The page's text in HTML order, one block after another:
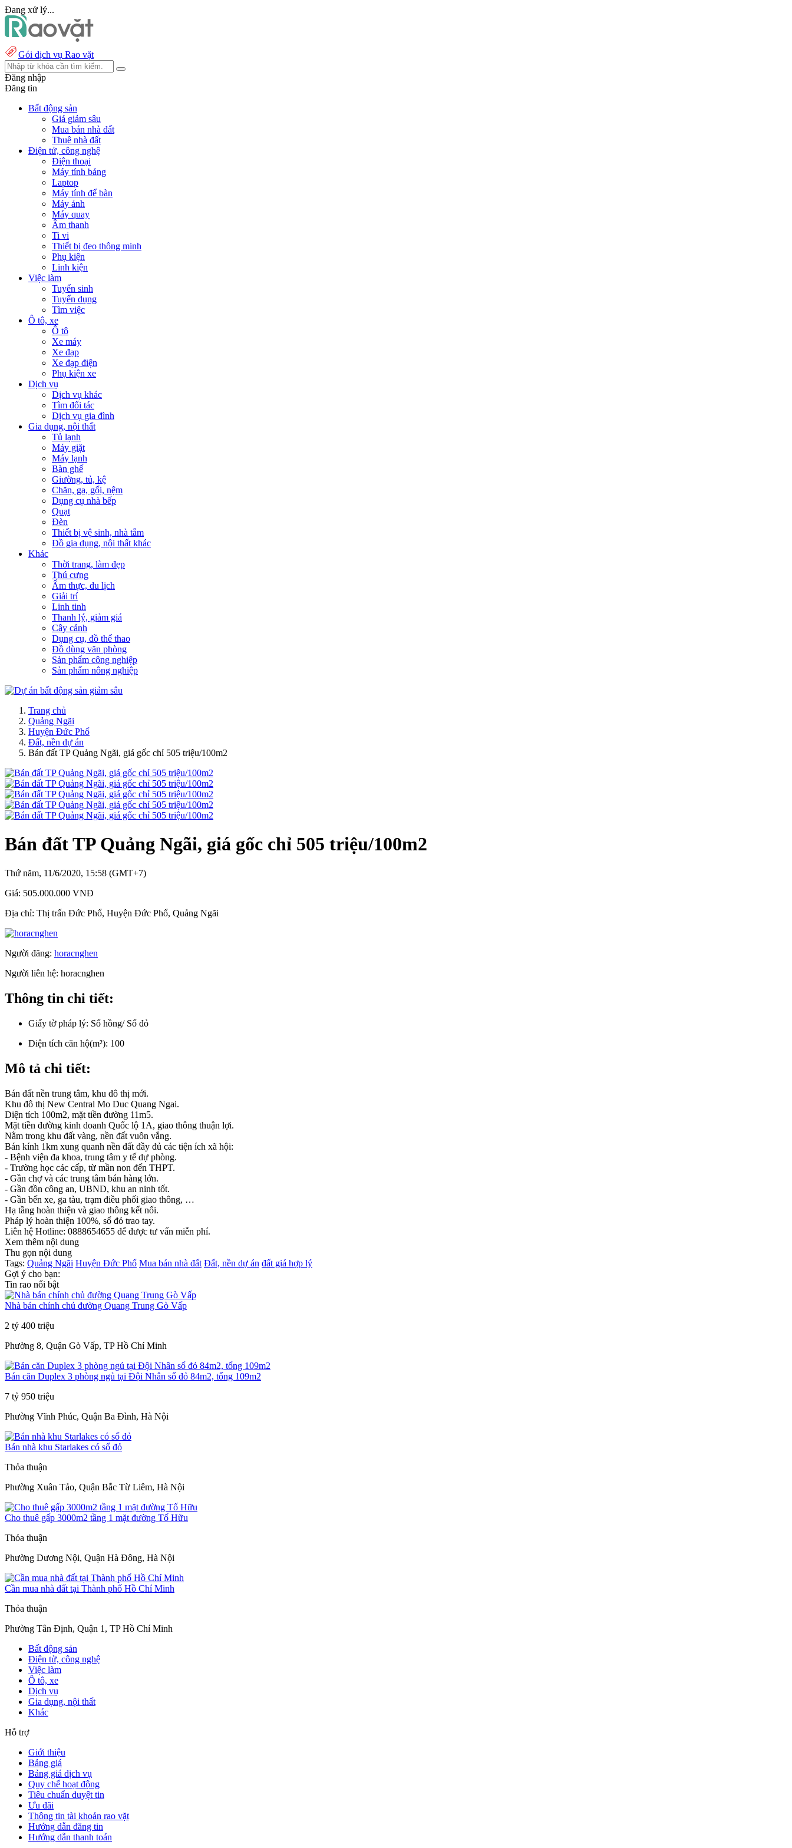
Đang xử lý...
Gói dịch vụ Rao vặt
Đăng nhập
Đăng tin
Bất động sản
Giá giảm sâu
Mua bán nhà đất
Thuê nhà đất
Điện tử, công nghệ
Điện thoại
Máy tính bảng
Laptop
Máy tính để bàn
Máy ảnh
Máy quay
Âm thanh
Ti vi
Thiết bị đeo thông minh
Phụ kiện
Linh kiện
Việc làm
Tuyển sinh
Tuyển dụng
Tìm việc
Ô tô, xe
Ô tô
Xe máy
Xe đạp
Xe đạp điện
Phụ kiện xe
Dịch vụ
Dịch vụ khác
Tìm đối tác
Dịch vụ gia đình
Gia dụng, nội thất
Tủ lạnh
Máy giặt
Máy lạnh
Bàn ghế
Giường, tủ, kệ
Chăn, ga, gối, nệm
Dụng cụ nhà bếp
Quạt
Đèn
Thiết bị vệ sinh, nhà tắm
Đồ gia dụng, nội thất khác
Khác
Thời trang, làm đẹp
Thú cưng
Ẩm thực, du lịch
Giải trí
Linh tinh
Thanh lý, giảm giá
Cây cảnh
Dụng cụ, đồ thể thao
Đồ dùng văn phòng
Sản phẩm công nghiệp
Sản phẩm nông nghiệp
Trang chủ
Quảng Ngãi
Huyện Đức Phổ
Đất, nền dự án
Bán đất TP Quảng Ngãi, giá gốc chỉ 505 triệu/100m2
Bán đất TP Quảng Ngãi, giá gốc chỉ 505 triệu/100m2
Thứ năm, 11/6/2020, 15:58 (GMT+7)
Giá: 505.000.000 VNĐ
Địa chỉ: Thị trấn Đức Phổ, Huyện Đức Phổ, Quảng Ngãi
Người đăng: horacnghen
Người liên hệ: horacnghen
Thông tin chi tiết:
Giấy tờ pháp lý: Sổ hồng/ Sổ đỏ
Diện tích căn hộ(m²): 100
Mô tả chi tiết:
Bán đất nền trung tâm, khu đô thị mới.
Khu đô thị New Central Mo Duc Quang Ngai.
Diện tích 100m2, mặt tiền đường 11m5.
Mặt tiền đường kinh doanh Quốc lộ 1A, giao thông thuận lợi.
Nằm trong khu đất vàng, nền đất vuôn vắng.
Bán kính 1km xung quanh nền đất đầy đủ các tiện ích xã hội:
- Bệnh viện đa khoa, trung tâm y tế dự phòng.
- Trường học các cấp, từ mần non đến THPT.
- Gần chợ và các trung tâm bán hàng lớn.
- Gần đồn công an, UBND, khu an ninh tốt.
- Gần bến xe, ga tàu, trạm điều phối giao thông, …
Hạ tầng hoàn thiện và giao thông kết nối.
Pháp lý hoàn thiện 100%, sổ đỏ trao tay.
Liên hệ Hotline: 0888654655 để được tư vấn miễn phí.
Xem thêm nội dung
Thu gọn nội dung
Tags: Quảng Ngãi Huyện Đức Phổ Mua bán nhà đất Đất, nền dự án đất giá hợp lý
Gợi ý cho bạn:
Tin rao nổi bật
Nhà bán chính chủ đường Quang Trung Gò Vấp
2 tỷ 400 triệu
Phường 8, Quận Gò Vấp, TP Hồ Chí Minh
Bán căn Duplex 3 phòng ngủ tại Đội Nhân sổ đỏ 84m2, tổng 109m2
7 tỷ 950 triệu
Phường Vĩnh Phúc, Quận Ba Đình, Hà Nội
Bán nhà khu Starlakes có sổ đỏ
Thỏa thuận
Phường Xuân Tảo, Quận Bắc Từ Liêm, Hà Nội
Cho thuê gấp 3000m2 tầng 1 mặt đường Tố Hữu
Thỏa thuận
Phường Dương Nội, Quận Hà Đông, Hà Nội
Cần mua nhà đất tại Thành phố Hồ Chí Minh
Thỏa thuận
Phường Tân Định, Quận 1, TP Hồ Chí Minh
Bất động sản
Điện tử, công nghệ
Việc làm
Ô tô, xe
Dịch vụ
Gia dụng, nội thất
Khác
Hỗ trợ
Giới thiệu
Bảng giá
Bảng giá dịch vụ
Quy chế hoạt động
Tiêu chuẩn duyệt tin
Ưu đãi
Thông tin tài khoản rao vặt
Hướng dẫn đăng tin
Hướng dẫn thanh toán